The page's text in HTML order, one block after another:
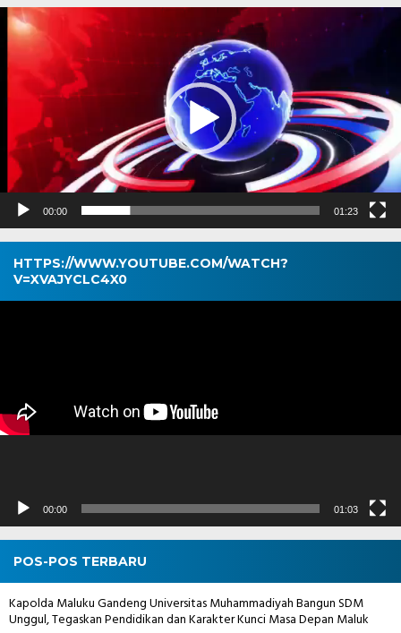
Pemutar
Video
00:00 01:23
HTTPS://WWW.YOUTUBE.COM/WATCH?
V=XVAJYCLC4X0
Pemutar
00:00 01:03
POS-POS TERBARU
Kapolda Maluku Gandeng Universitas Muhammadiyah Bangun SDM
Unggul, Tegaskan Pendidikan dan Karakter Kunci Masa Depan Maluk